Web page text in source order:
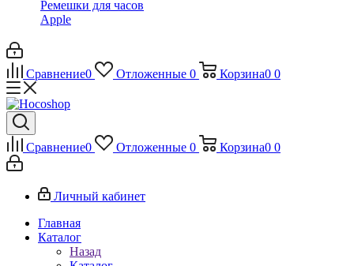
Ремешки для часов
Apple
Сравнение0 Отложенные 0 Корзина0 0
Сравнение0 Отложенные 0 Корзина0 0
Личный кабинет
Главная
Каталог
Назад